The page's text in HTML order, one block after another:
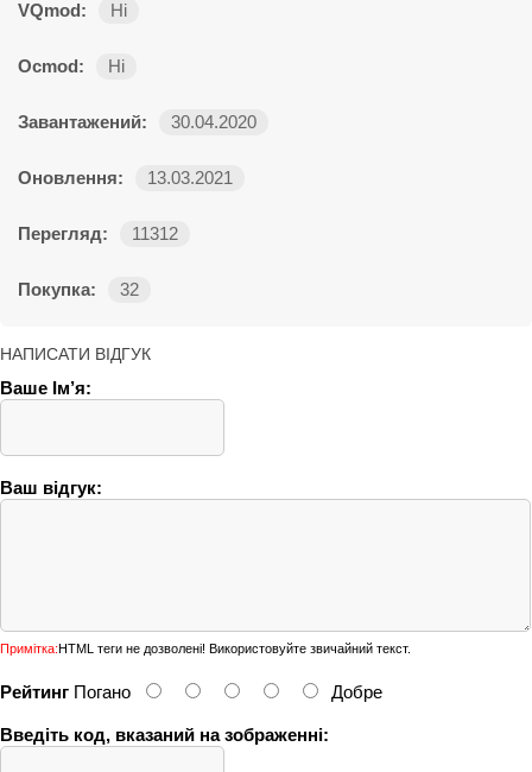
VQmod: Ні
Ocmod: Ні
Завантажений: 30.04.2020
Оновлення: 13.03.2021
Перегляд: 11312
Покупка: 32
НАПИСАТИ ВІДГУК
Ваше Ім’я:
Ваш відгук:
Примітка: HTML теги не дозволені! Використовуйте звичайний текст.
Рейтинг Погано Добре
Введіть код, вказаний на зображенні: